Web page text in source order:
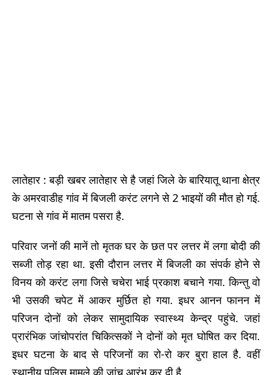
लातेहार : बड़ी खबर लातेहार से है जहां जिले के बारियातू थाना क्षेत्र
के अमरवाडीह गांव में बिजली करंट लगने से 2 भाइयों की मौत हो गई.
घटना से गांव में मातम पसरा है.
परिवार जनों की मानें तो मृतक घर के छत पर लत्तर में लगा बोदी की
सब्जी तोड़ रहा था. इसी दौरान लत्तर में बिजली का संपर्क होने से
विनय को करंट लगा जिसे चचेरा भाई प्रकाश बचाने गया. किन्तु वो
भी उसकी चपेट में आकर मुर्छित हो गया. इधर आनन फानन में
परिजन दोनों को लेकर सामुदायिक स्वास्थ्य केन्द्र पहुंचे. जहां
प्रारंभिक जांचोपरांत चिकित्सकों ने दोनों को मृत घोषित कर दिया.
इधर घटना के बाद से परिजनों का रो-रो कर बुरा हाल है. वहीं
स्थानीय पुलिस मामले की जांच आरंभ कर दी है.